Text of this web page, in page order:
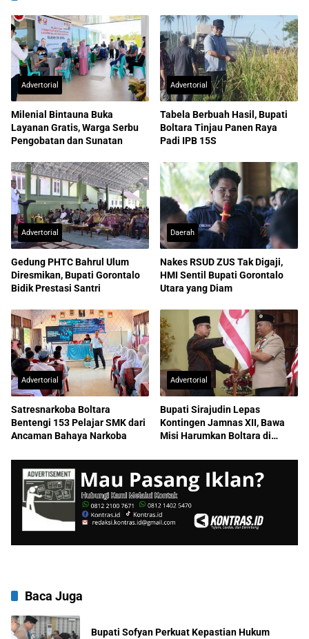
Advertorial
Milenial Bintauna Buka
Layanan Gratis, Warga Serbu
Pengobatan dan Sunatan
Advertorial
Tabela Berbuah Hasil, Bupati
Boltara Tinjau Panen Raya
Padi IPB 15S
Advertorial
Gedung PHTC Bahrul Ulum
Diresmikan, Bupati Gorontalo
Bidik Prestasi Santri
Daerah
Nakes RSUD ZUS Tak Digaji,
HMI Sentil Bupati Gorontalo
Utara yang Diam
Advertorial
Satresnarkoba Boltara
Bentengi 153 Pelajar SMK dari
Ancaman Bahaya Narkoba
Advertorial
Bupati Sirajudin Lepas
Kontingen Jamnas XII, Bawa
Misi Harumkan Boltara di
Baca Juga
Bupati Sofyan Perkuat Kepastian Hukum